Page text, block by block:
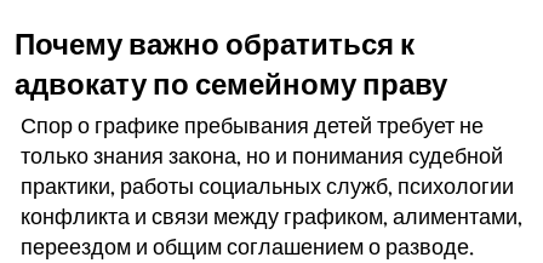
Почему важно обратиться к
адвокату по семейному праву
Спор о графике пребывания детей требует не
только знания закона, но и понимания судебной
практики, работы социальных служб, психологии
конфликта и связи между графиком, алиментами,
переездом и общим соглашением о разводе.